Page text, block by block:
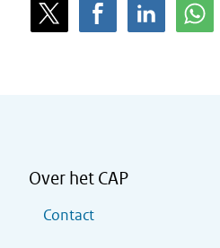
Over het CAP
Contact